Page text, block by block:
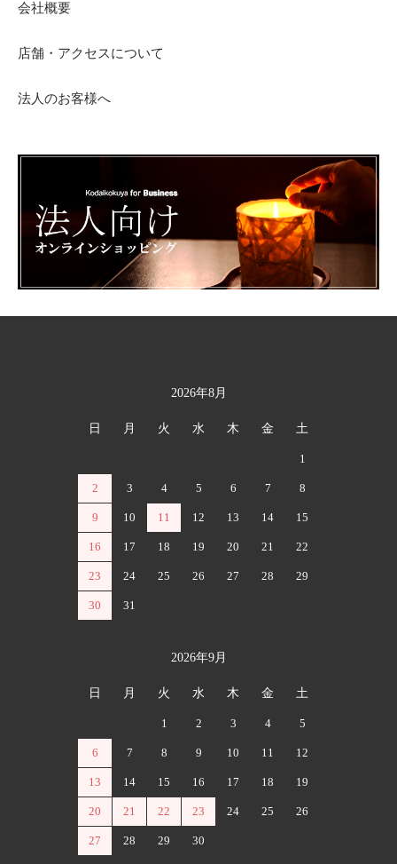
会社概要
店舗・アクセスについて
法人のお客様へ
2026年8月
日 月 火 水 木 金 土
1
2 3 4 5 6 7 8
9 10 11 12 13 14 15
16 17 18 19 20 21 22
23 24 25 26 27 28 29
30 31
2026年9月
日 月 火 水 木 金 土
1 2 3 4 5
6 7 8 9 10 11 12
13 14 15 16 17 18 19
20 21 22 23 24 25 26
27 28 29 30